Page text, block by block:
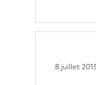
8 juillet